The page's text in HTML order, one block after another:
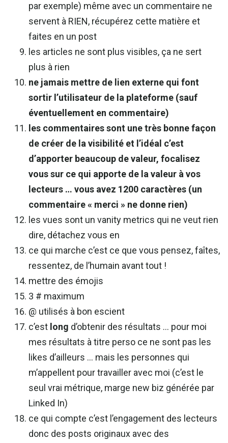
par exemple) même avec un commentaire ne
servent à RIEN, récupérez cette matière et
faites en un post
les articles ne sont plus visibles, ça ne sert
plus à rien
ne jamais mettre de lien externe qui font
sortir l’utilisateur de la plateforme (sauf
éventuellement en commentaire)
les commentaires sont une très bonne façon
de créer de la visibilité et l’idéal c’est
d’apporter beaucoup de valeur, focalisez
vous sur ce qui apporte de la valeur à vos
lecteurs … vous avez 1200 caractères (un
commentaire « merci » ne donne rien)
les vues sont un vanity metrics qui ne veut rien
dire, détachez vous en
ce qui marche c’est ce que vous pensez, faîtes,
ressentez, de l’humain avant tout !
mettre des émojis
3 # maximum
@ utilisés à bon escient
c’est long d’obtenir des résultats … pour moi
mes résultats à titre perso ce ne sont pas les
likes d’ailleurs … mais les personnes qui
m’appellent pour travailler avec moi (c’est le
seul vrai métrique, marge new biz générée par
Linked In)
ce qui compte c’est l’engagement des lecteurs
donc des posts originaux avec des